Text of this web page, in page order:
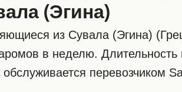
(Эгина)
из Сувала (Эгина)
в неделю.
перевозчиком